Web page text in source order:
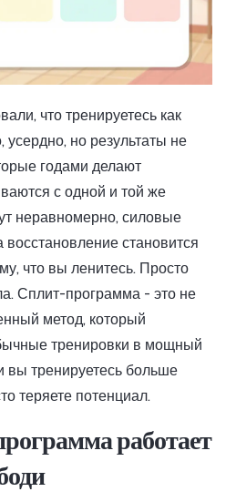
что тренируетесь как
усердно, но результаты не
годами делают
с одной и той же
неравномерно, силовые
восстановление становится
что вы ленитесь. Просто
Сплит-программа - это не
метод, который
тренировки в мощный
вы тренируетесь больше
теряете потенциал.
работает